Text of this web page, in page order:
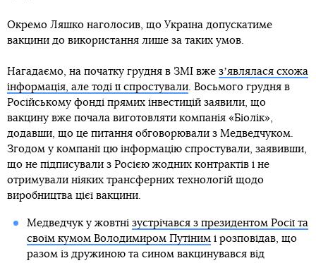
Окремо Ляшко наголосив, що Україна допускатиме
вакцини до використання лише за таких умов.
Нагадаємо, на початку грудня в ЗМІ вже зʼявлялася схожа
інформація, але тоді її спростували . Восьмого грудня в
Російському фонді прямих інвестицій заявили, що
вакцину вже почала виготовляти компанія «Біолік»,
додавши, що це питання обговорювали з Медведчуком.
Згодом у компанії цю інформацію спростували, заявивши,
що не підписували з Росією жодних контрактів і не
отримували ніяких трансферних технологій щодо
виробництва цієї вакцини.
Медведчук у жовтні зустрічався з президентом Росії та
своїм кумом Володимиром Путіним і розповідав, що
разом із дружиною та сином вакцинувався від